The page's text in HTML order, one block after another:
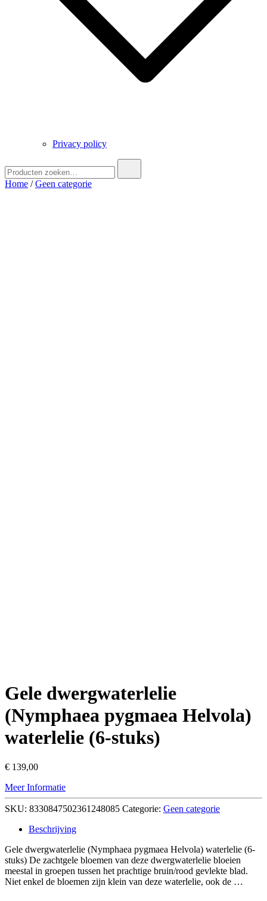
Privacy policy
naar:
Home /Geen categorie
Gele dwergwaterlelie
(Nymphaea pygmaea Helvola)
waterlelie (6-stuks)
€ 139,00
Meer Informatie
SKU: 8330847502361248085 Categorie: Geen categorie
Beschrijving
Gele dwergwaterlelie (Nymphaea pygmaea Helvola) waterlelie (6-
stuks) De zachtgele bloemen van deze dwergwaterlelie bloeien
meestal in groepen tussen het prachtige bruin/rood gevlekte blad.
Niet enkel de bloemen zijn klein van deze waterlelie, ook de …